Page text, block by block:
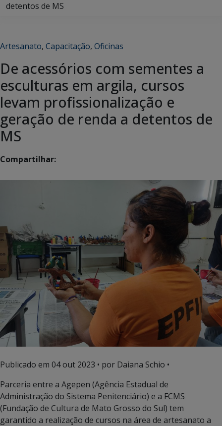
detentos de MS
Artesanato, Capacitação, Oficinas
De acessórios com sementes a
esculturas em argila, cursos
levam profissionalização e
geração de renda a detentos de
MS
Compartilhar:
Publicado em 04 out 2023 • por Daiana Schio •
Parceria entre a Agepen (Agência Estadual de
Administração do Sistema Penitenciário) e a FCMS
(Fundação de Cultura de Mato Grosso do Sul) tem
garantido a realização de cursos na área de artesanato a